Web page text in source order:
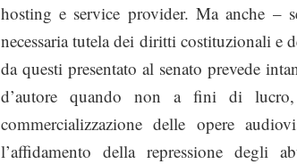
hosting e service provider. Ma anche –
necessaria tutela dei diritti costituzionali e
da questi presentato al senato prevede
d’autore quando non a fini di
commercializzazione delle opere
l’affidamento della repressione degli